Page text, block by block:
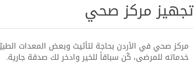
تجهيز مركز صحي
مركز صحي في الأردن بحاجة لتأثيث وبعض المعدات
خدماته للمرضى، كُن سباقاً للخير وادخر لك صدقة جارية.